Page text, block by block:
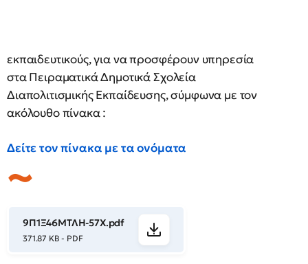
εκπαιδευτικούς, για να προσφέρουν υπηρεσία
στα Πειραματικά Δημοτικά Σχολεία
Διαπολιτισμικής Εκπαίδευσης, σύμφωνα με τον
ακόλουθο πίνακα :
Δείτε τον πίνακα με τα ονόματα
9Π1Ξ46ΜΤΛΗ-57Χ.pdf
371.87 KB - PDF